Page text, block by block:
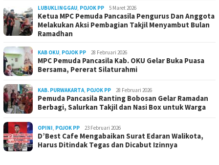
LUBUKLINGGAU, POJOK PP 5 Maret 2026
Ketua MPC Pemuda Pancasila Pengurus Dan Anggota
Melakukan Aksi Pembagian Takjil Menyambut Bulan
Ramadhan
KAB OKU, POJOK PP 28 Februari 2026
MPC Pemuda Pancasila Kab. OKU Gelar Buka Puasa
Bersama, Pererat Silaturahmi
KAB. PURWAKARTA, POJOK PP 28 Februari 2026
Pemuda Pancasila Ranting Bobosan Gelar Ramadan
Berbagi, Salurkan Takjil dan Nasi Box untuk Warga
OPINI, POJOK PP 23 Februari 2026
D’Best Cafe Mengabaikan Surat Edaran Walikota,
Harus Ditindak Tegas dan Dicabut Izinnya